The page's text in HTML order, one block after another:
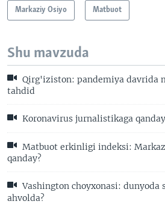
Markaziy Osiyo Matbuot
Shu mavzuda
Qirg'iziston: pandemiya davrida
tahdid
Koronavirus jurnalistikaga
Matbuot erkinligi indeksi:
qanday?
Vashington choyxonasi: dunyoda
ahvolda?